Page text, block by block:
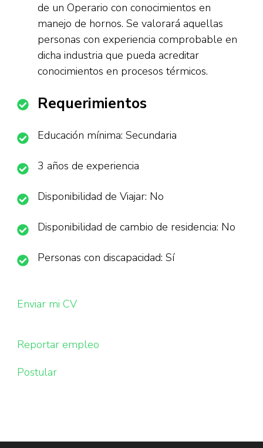
de un Operario con conocimientos en
manejo de hornos. Se valorará aquellas
personas con experiencia comprobable en
dicha industria que pueda acreditar
conocimientos en procesos térmicos.
Requerimientos
Educación mínima: Secundaria
3 años de experiencia
Disponibilidad de Viajar: No
Disponibilidad de cambio de residencia: No
Personas con discapacidad: Sí
Enviar mi CV
Reportar empleo
Postular